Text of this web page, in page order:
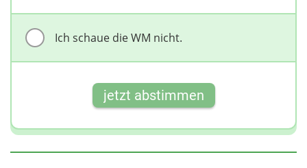
Ich schaue die WM nicht.
jetzt abstimmen